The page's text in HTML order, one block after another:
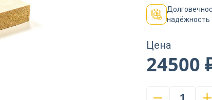
надёжность
Цена
24500